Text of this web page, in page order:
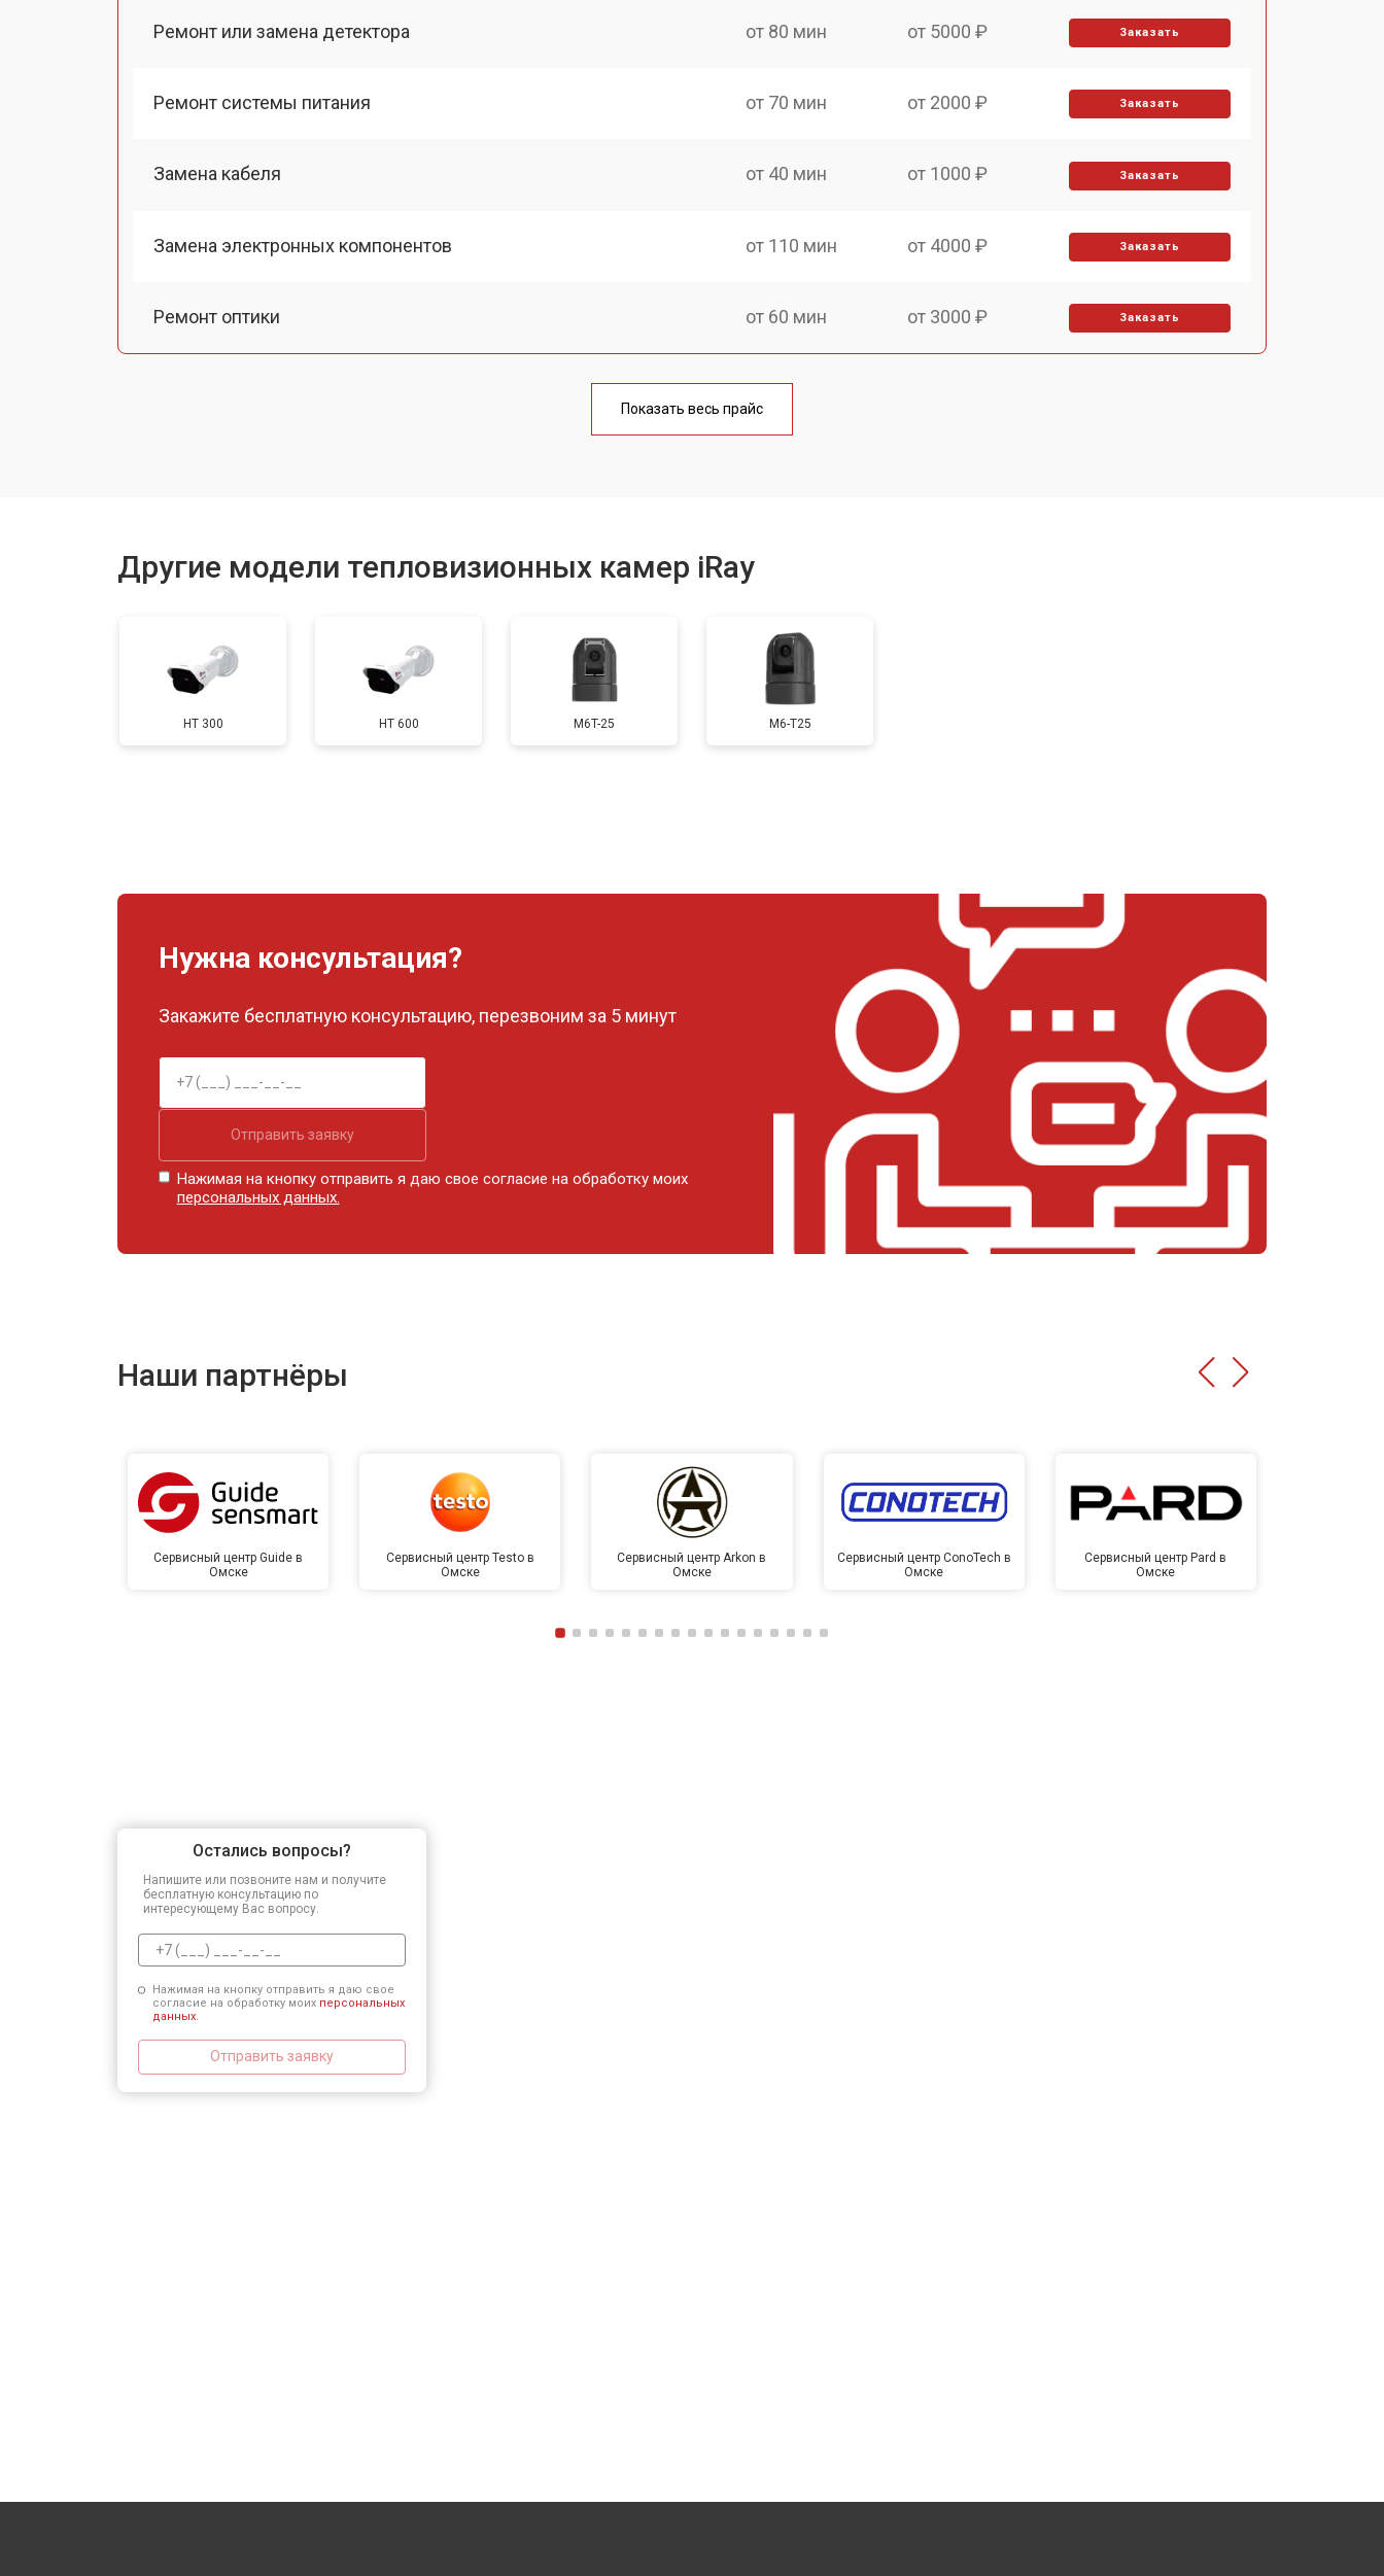
Ремонт или замена детектора от 80 мин от 5000 ₽ Заказать
Ремонт системы питания от 70 мин от 2000 ₽ Заказать
Замена кабеля от 40 мин от 1000 ₽ Заказать
Замена электронных компонентов от 110 мин от 4000 ₽ Заказать
Ремонт оптики от 60 мин от 3000 ₽ Заказать
Корпусный ремонт (замена резинок, креплений, кнопок) от 60 мин
Ремонт или замена соединений от 60 мин
Показать весь прайс
Другие модели тепловизионных камер iRay
HT 300 HT 600 M6T-25 M6-T25
Нужна консультация?
Закажите бесплатную консультацию, перезвоним за 5 минут
Отправить заявку
Нажимая на кнопку отправить я даю свое согласие на обработку моих
персональных данных.
Наши партнёры
Сервисный центр Guide в
Омске
Сервисный центр Testo в
Омске
Сервисный центр Arkon в
Омске
Сервисный центр ConoTech в
Омске
Сервисный центр Pard в
Омске
Остались вопросы?
Напишите или позвоните нам и получите
бесплатную консультацию по
интересующему Вас вопросу.
Нажимая на кнопку отправить я даю свое
согласие на обработку моих персональных
данных.
Отправить заявку